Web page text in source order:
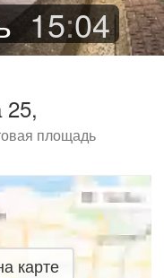
15:04
площадь
карте